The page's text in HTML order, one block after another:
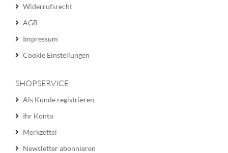
Widerrufsrecht
AGB
Impressum
Cookie Einstellungen
SHOPSERVICE
Als Kunde registrieren
Ihr Konto
Merkzettel
Newsletter abonnieren